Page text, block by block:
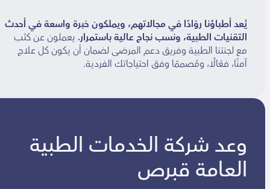
يُعد أطباؤنا روّادًا في مجالاتهم، ويملكون خبرة واسعة في أحدث
التقنيات الطبية، ونسب نجاح عالية باستمرار.يعملون عن كثب
مع لجنتنا الطبية وفريق دعم المرضى لضمان أن يكون كل علاج
آمنًا، فعّالًا، ومُصممًا وفق احتياجاتك الفردية.
وعد شركة الخدمات الطبية
العامة قبرص